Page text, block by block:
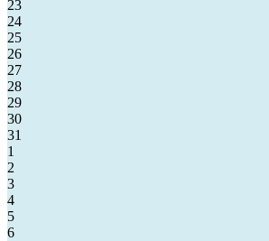
23
24
25
26
27
28
29
30
31
1
2
3
4
5
6